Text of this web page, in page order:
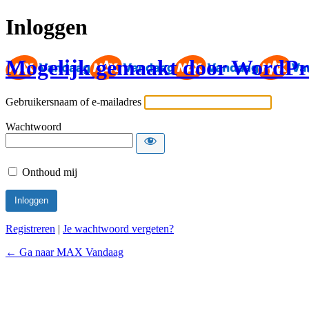
Inloggen
Mogelijk gemaakt door
Gebruikersnaam of e-mailadres
Wachtwoord
Onthoud mij
Registreren | Je wachtwoord vergeten?
← Ga naar MAX Vandaag